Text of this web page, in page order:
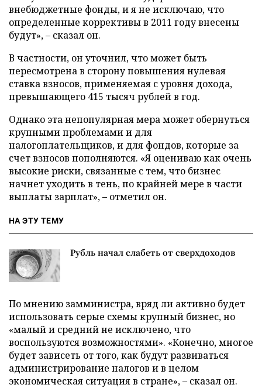
внебюджетные фонды, и я не исключаю, что
определенные коррективы в 2011 году внесены
будут»,– сказал он.
В частности, он уточнил, что может быть
пересмотрена в сторону повышения нулевая
ставка взносов, применяемая с уровня дохода,
превышающего 415 тысяч рублей в год.
Однако эта непопулярная мера может обернуться
крупными проблемами и для
налогоплательщиков, и для фондов, которые за
счет взносов пополняются. «Я оцениваю как очень
высокие риски, связанные с тем, что бизнес
начнет уходить в тень, по крайней мере в части
выплаты зарплат»,– отметил он.
НА ЭТУ ТЕМУ
Рубль начал слабеть от сверхдоходов
По мнению замминистра, вряд ли активно будет
использовать серые схемы крупный бизнес, но
«малый и средний не исключено, что
воспользуются возможностями». «Конечно, многое
будет зависеть от того, как будут развиваться
администрирование налогов и в целом
экономическая ситуация в стране»,– сказал он.